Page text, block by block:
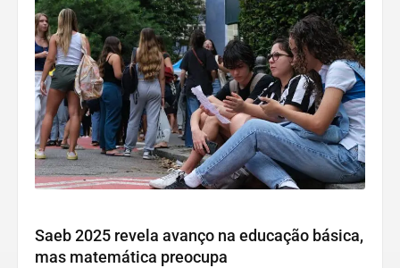
Saeb 2025 revela avanço na educação básica,
mas matemática preocupa